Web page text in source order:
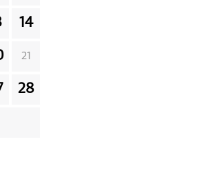
14
21
28